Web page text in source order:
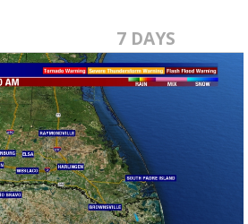
7 DAYS